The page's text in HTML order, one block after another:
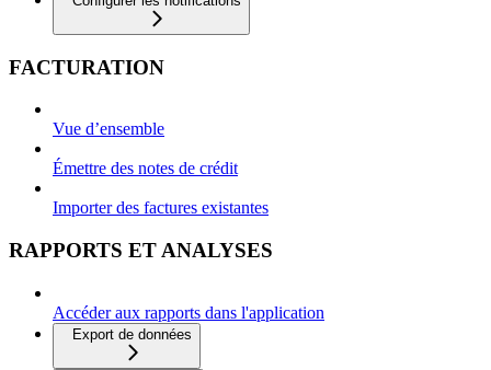
FACTURATION
Vue d’ensemble
Émettre des notes de crédit
Importer des factures existantes
RAPPORTS ET ANALYSES
Accéder aux rapports dans l'application
Export de données